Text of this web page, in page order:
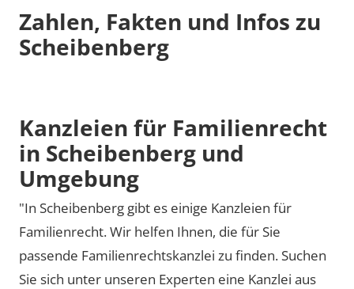
Zahlen, Fakten und Infos zu
Scheibenberg
Kanzleien für Familienrecht
in Scheibenberg und
Umgebung
"In Scheibenberg gibt es einige Kanzleien für
Familienrecht. Wir helfen Ihnen, die für Sie
passende Familienrechtskanzlei zu finden. Suchen
Sie sich unter unseren Experten eine Kanzlei aus